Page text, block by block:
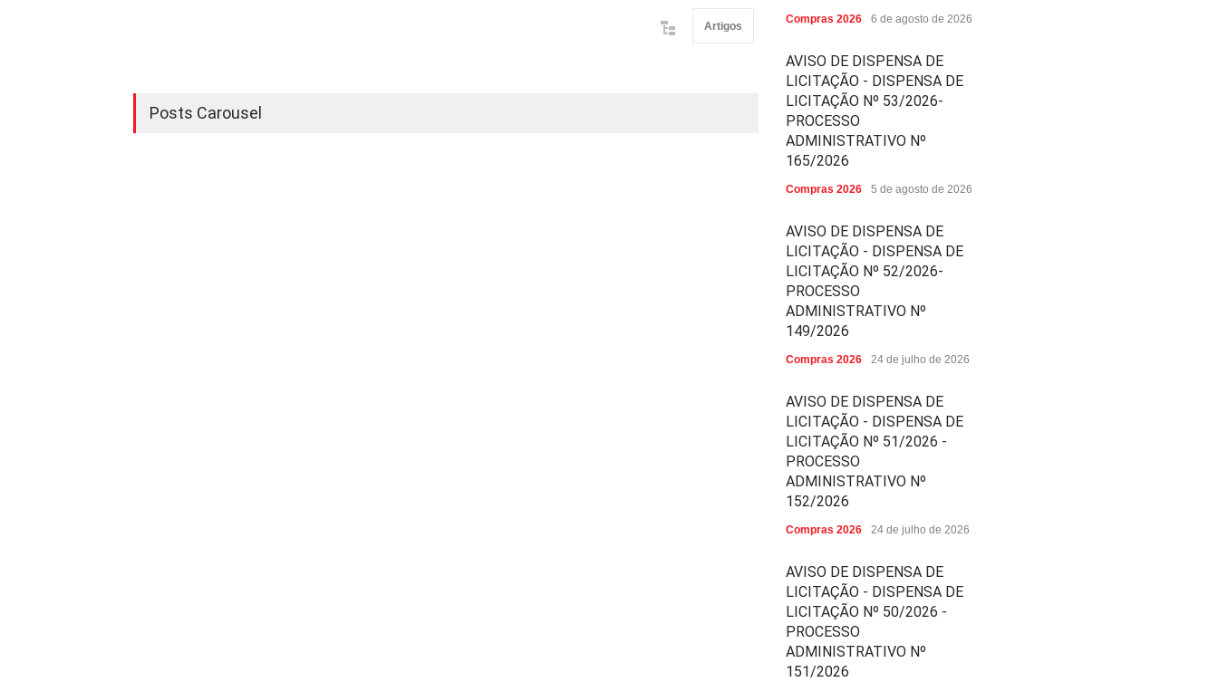
Artigos
Posts Carousel
Compras 2026 6 de agosto de 2026
AVISO DE DISPENSA DE
LICITAÇÃO - DISPENSA DE
LICITAÇÃO Nº 53/2026-
PROCESSO
ADMINISTRATIVO Nº
165/2026
Compras 2026 5 de agosto de 2026
AVISO DE DISPENSA DE
LICITAÇÃO - DISPENSA DE
LICITAÇÃO Nº 52/2026-
PROCESSO
ADMINISTRATIVO Nº
149/2026
Compras 2026 24 de julho de 2026
AVISO DE DISPENSA DE
LICITAÇÃO - DISPENSA DE
LICITAÇÃO Nº 51/2026 -
PROCESSO
ADMINISTRATIVO Nº
152/2026
Compras 2026 24 de julho de 2026
AVISO DE DISPENSA DE
LICITAÇÃO - DISPENSA DE
LICITAÇÃO Nº 50/2026 -
PROCESSO
ADMINISTRATIVO Nº
151/2026